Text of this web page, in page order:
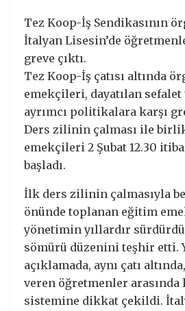
Tez Koop-İş Sendikasının
İtalyan Lisesin’de
greve çıktı.
Tez Koop-İş çatısı altında
emekçileri, dayatılan
ayrımcı politikalara karşı
Ders zilinin çalması ile
emekçileri 2 Şubat 12.30
başladı.
İlk ders zilinin çalmasıyla
önünde toplanan eğitim
yönetimin yıllardır
sömürü düzenini teşhir etti.
açıklamada, aynı çatı
veren öğretmenler
sistemine dikkat çekildi.